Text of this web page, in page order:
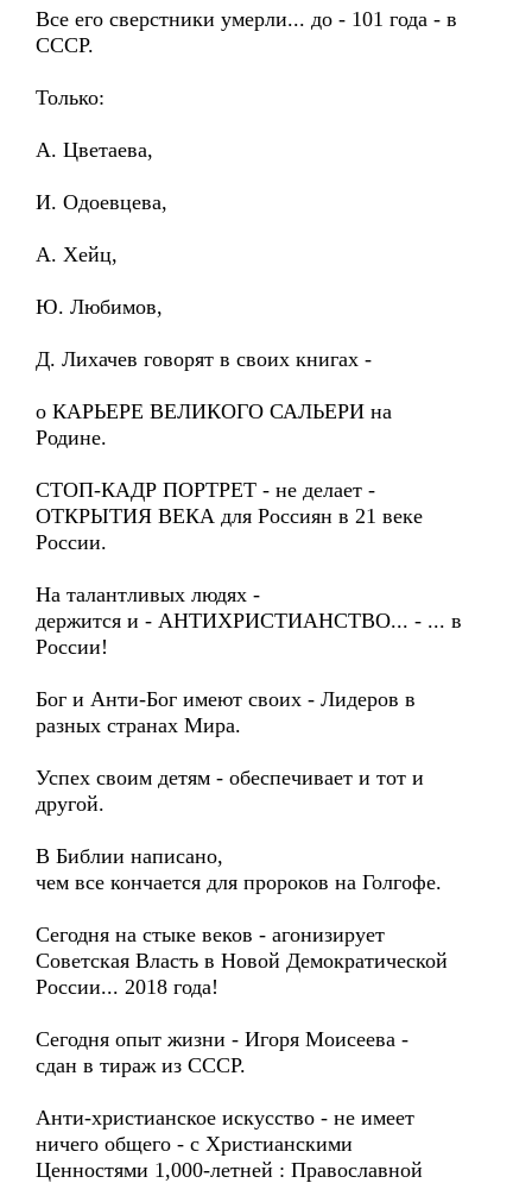
Все его сверстники умерли... до - 101 года - в
СССР.
Только:
А. Цветаева,
И. Одоевцева,
А. Хейц,
Ю. Любимов,
Д. Лихачев говорят в своих книгах -
о КАРЬЕРЕ ВЕЛИКОГО САЛЬЕРИ на
Родине.
СТОП-КАДР ПОРТРЕТ - не делает -
ОТКРЫТИЯ ВЕКА для Россиян в 21 веке
России.
На талантливых людях -
держится и - АНТИХРИСТИАНСТВО... - ... в
России!
Бог и Анти-Бог имеют своих - Лидеров в
разных странах Мира.
Успех своим детям - обеспечивает и тот и
другой.
В Библии написано,
чем все кончается для пророков на Голгофе.
Сегодня на стыке веков - агонизирует
Советская Власть в Новой Демократической
России... 2018 года!
Сегодня опыт жизни - Игоря Моисеева -
сдан в тираж из СССР.
Анти-христианское искусство - не имеет
ничего общего - с Христианскими
Ценностями 1,000-летней : Православной